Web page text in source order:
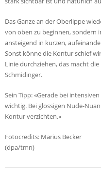
Das Ganze an der Oberlippe
von oben zu beginnen, sondern
ansteigend in kurzen,
Sonst könne die Kontur schief
Linie durchziehen, das macht
Schmidinger.
Sein Tipp: «Gerade bei
wichtig. Bei glossigen Nude-
Kontur verzichten.»
Fotocredits: Marius Becker
(dpa/tmn)